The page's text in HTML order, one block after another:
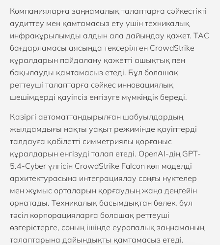
Компанияларға заңнамалық талаптарға сәйкестікті
аудиттеу мен қамтамасыз ету үшін техникалық
инфрақұрылымды алдын ала дайындау қажет. TAC
бағдарламасы аясында тексерілген CrowdStrike
құралдарын пайдалану қажетті ашықтық пен
бақылауды қамтамасыз етеді. Бұл болашақ
реттеуші талаптарға сәйкес инновациялық
шешімдерді қауіпсіз енгізуге мүмкіндік береді.
Қазіргі автоматтандырылған шабуылдардың
жылдамдығы нақты уақыт режимінде қауіптерді
талдауға қабілетті симметриялы қорғаныс
құралдарын енгізуді талап етеді. OpenAI-дің GPT-
5.4-Cyber үлгісін CrowdStrike Falcon көп моделді
архитектурасына интеграциялау соңғы нүктелер
мен жұмыс орталарын қорғаудың жаңа деңгейін
орнатады. Техникалық басымдықтан бөлек, бұл
тәсіл корпорацияларға болашақ реттеуші
өзгерістерге, соның ішінде еуропалық заңнаманың
талаптарына дайындықты қамтамасыз етеді.